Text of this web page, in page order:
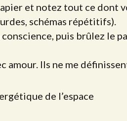
et notez tout ce dont
schémas répétitifs).
conscience, puis brûlez le
amour. Ils ne me
de l’espace